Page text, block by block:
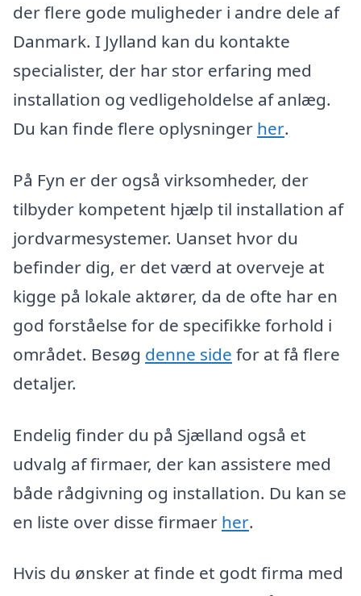
der flere gode muligheder i andre dele af
Danmark. I Jylland kan du kontakte
specialister, der har stor erfaring med
installation og vedligeholdelse af anlæg.
Du kan finde flere oplysninger her.
På Fyn er der også virksomheder, der
tilbyder kompetent hjælp til installation af
jordvarmesystemer. Uanset hvor du
befinder dig, er det værd at overveje at
kigge på lokale aktører, da de ofte har en
god forståelse for de specifikke forhold i
området. Besøg denne side for at få flere
detaljer.
Endelig finder du på Sjælland også et
udvalg af firmaer, der kan assistere med
både rådgivning og installation. Du kan se
en liste over disse firmaer her.
Hvis du ønsker at finde et godt firma med